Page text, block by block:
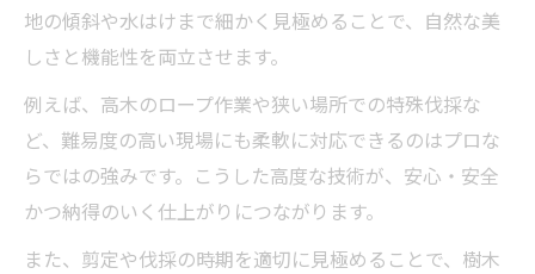
地の傾斜や水はけまで細かく見極めることで、自然な美
しさと機能性を両立させます。
例えば、高木のロープ作業や狭い場所での特殊伐採な
ど、難易度の高い現場にも柔軟に対応できるのはプロな
らではの強みです。こうした高度な技術が、安心・安全
かつ納得のいく仕上がりにつながります。
また、剪定や伐採の時期を適切に見極めることで、樹木